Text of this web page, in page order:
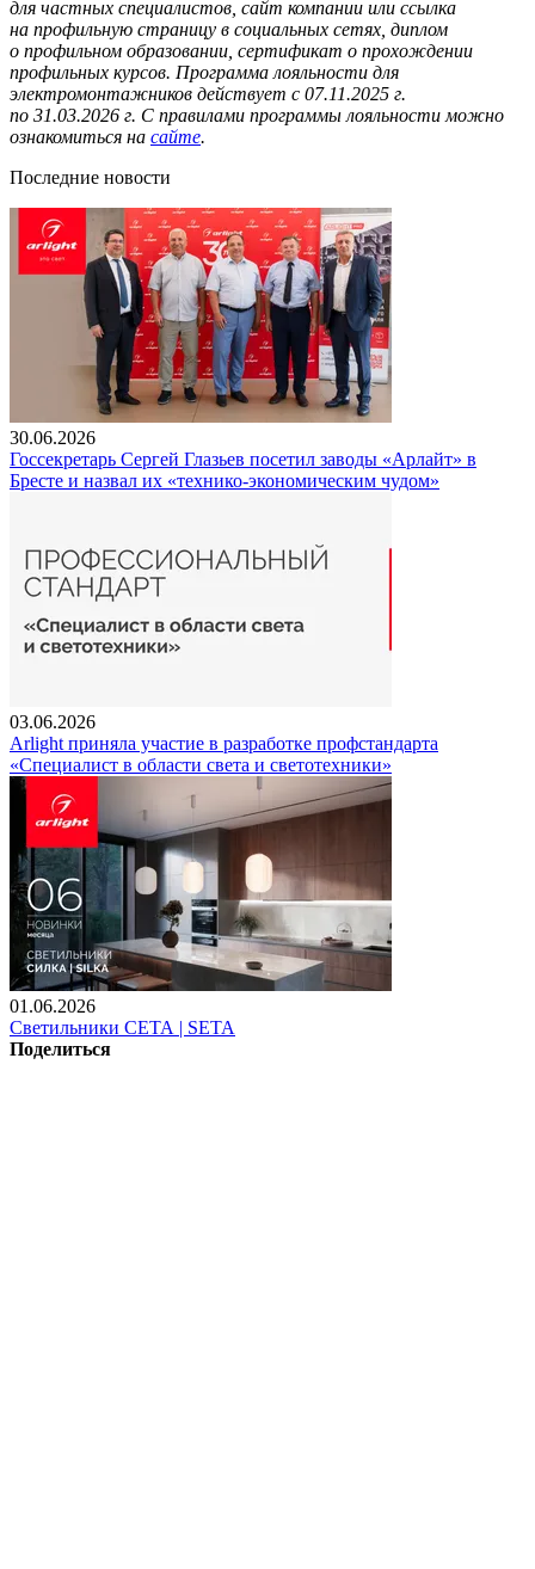
для частных специалистов, сайт компании или ссылка
на профильную страницу в социальных сетях, диплом
о профильном образовании, сертификат о прохождении
профильных курсов. Программа лояльности для
электромонтажников действует с 07.11.2025 г.
по 31.03.2026 г. С правилами программы лояльности можно
ознакомиться на сайте.
Последние новости
30.06.2026
Госсекретарь Сергей Глазьев посетил заводы «Арлайт» в
Бресте и назвал их «технико-экономическим чудом»
03.06.2026
Arlight приняла участие в разработке профстандарта
«Специалист в области света и светотехники»
01.06.2026
Светильники СЕТА | SETA
Поделиться